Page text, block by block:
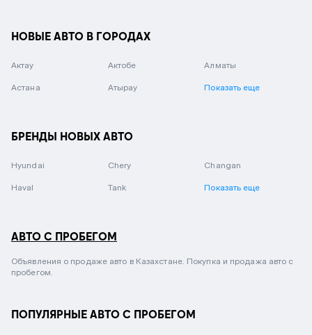
НОВЫЕ АВТО В ГОРОДАХ
Актау Актобе Алматы
Астана Атырау Показать еще
БРЕНДЫ НОВЫХ АВТО
Hyundai Chery Changan
Haval Tank Показать еще
АВТО С ПРОБЕГОМ
Объявления о продаже авто в Казахстане. Покупка и продажа авто с
пробегом.
ПОПУЛЯРНЫЕ АВТО С ПРОБЕГОМ